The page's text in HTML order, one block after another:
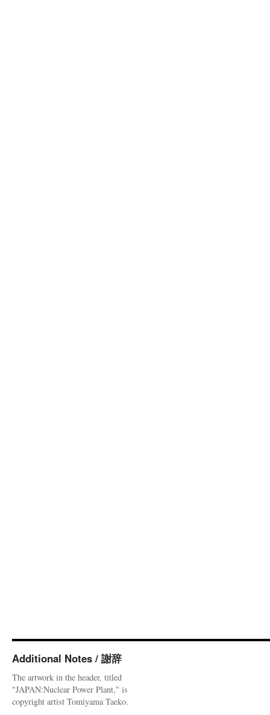
Additional Notes / 謝辞
The artwork in the header, titled
"JAPAN:Nuclear Power Plant," is
copyright artist Tomiyama Taeko.